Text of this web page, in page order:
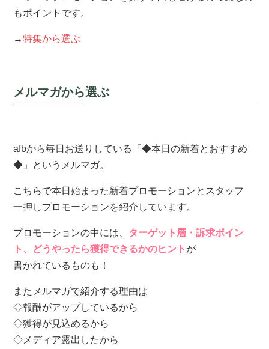
もポイントです。
→特集から選ぶ
メルマガから選ぶ
afbから毎日お送りしている「◆本日の新着とおすすめ
◆」というメルマガ。
こちらで本日始まった新着プロモーションとスタッフ
一押しプロモーションを紹介しています。
プロモーションの中には、 ターゲット層・訴求ポイン
ト、どうやったら獲得できるかのヒント が
書かれているものも！
またメルマガで紹介する理由は
◇報酬がアップしているから
◇獲得が見込めるから
◇メディア露出したから